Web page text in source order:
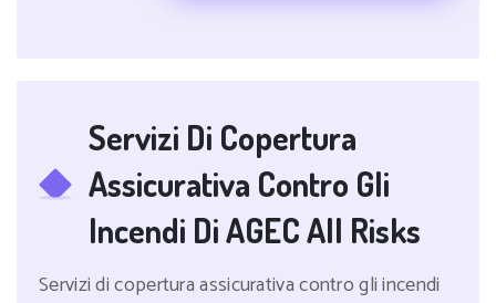
Servizi Di Copertura
Assicurativa Contro Gli
Incendi Di AGEC All Risks
Servizi di copertura assicurativa contro gli incendi